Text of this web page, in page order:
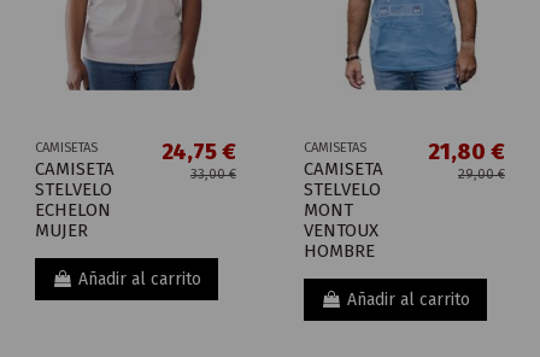
CAMISETAS
CAMISETA
STELVELO
ECHELON
MUJER
24,75 €
33,00 €
Añadir al carrito
CAMISETAS
CAMISETA
STELVELO
MONT
VENTOUX
HOMBRE
21,80 €
29,00 €
Añadir al carrito